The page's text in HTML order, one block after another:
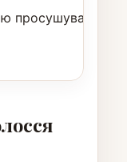
просушувати